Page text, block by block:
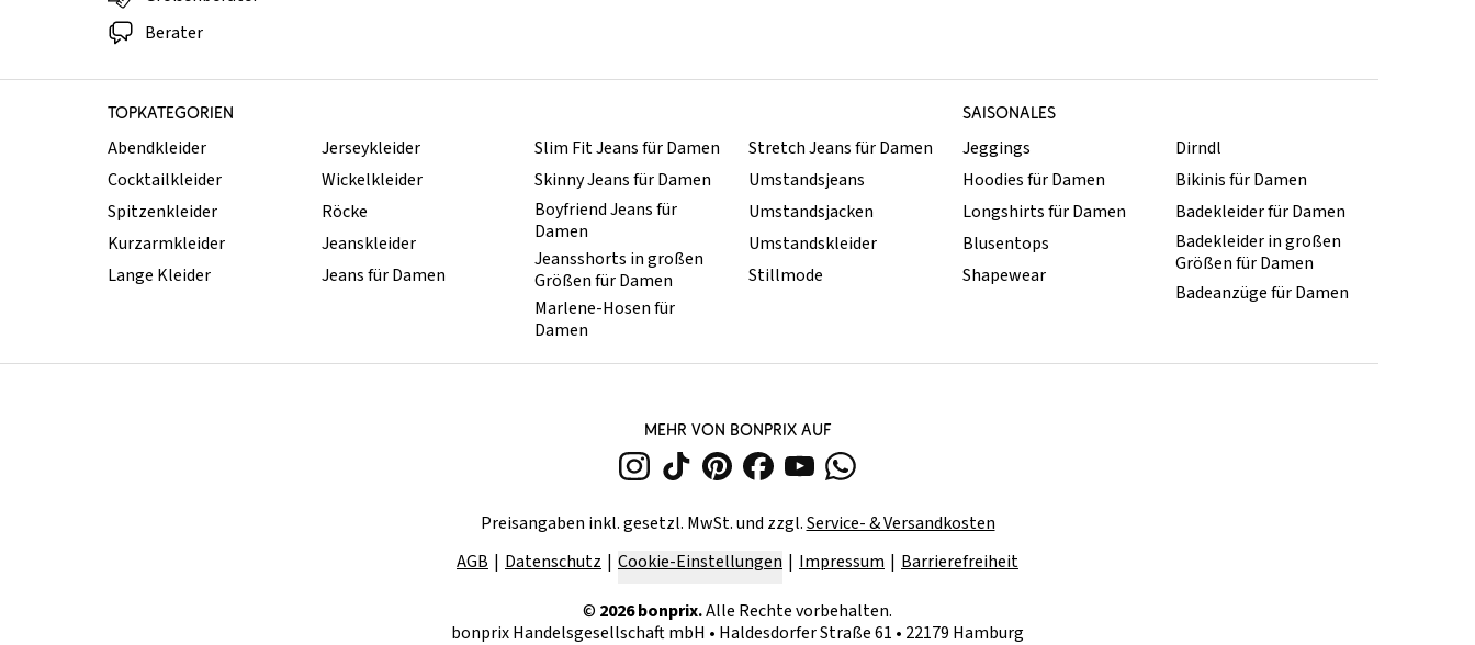
Berater
TOPKATEGORIEN SAISONALES
Abendkleider
Cocktailkleider
Spitzenkleider
Kurzarmkleider
Lange Kleider
Jerseykleider
Wickelkleider
Röcke
Jeanskleider
Jeans für Damen
Slim Fit Jeans für Damen
Skinny Jeans für Damen
Boyfriend Jeans für
Damen
Jeansshorts in großen
Größen für Damen
Marlene-Hosen für
Damen
Stretch Jeans für Damen
Umstandsjeans
Umstandsjacken
Umstandskleider
Stillmode
Jeggings
Hoodies für Damen
Longshirts für Damen
Blusentops
Shapewear
Dirndl
Bikinis für Damen
Badekleider für Damen
Badekleider in großen
Größen für Damen
Badeanzüge für Damen
MEHR VON BONPRIX AUF
Preisangaben inkl. gesetzl. MwSt. und zzgl.Service- & Versandkosten
AGB
Datenschutz Cookie-Einstellungen Impressum Barrierefreiheit
© 2026bonprix.Alle Rechte vorbehalten.
bonprix Handelsgesellschaft mbH • Haldesdorfer Straße 61 • 22179 Hamburg